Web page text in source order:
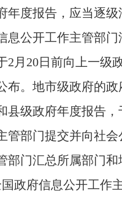
年度报告，应当逐
息公开工作主管部
2月20日前向上一级
布。地市级政府的
县级政府年度报告，
管部门提交并向社
部门汇总所属部门
政府信息公开工作